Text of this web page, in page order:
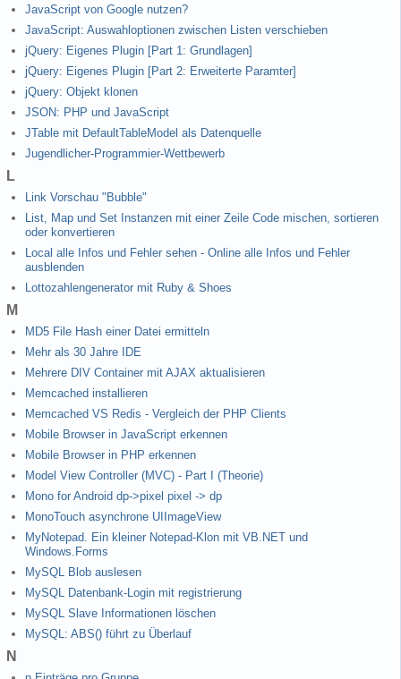
JavaScript von Google nutzen?
JavaScript: Auswahloptionen zwischen Listen verschieben
jQuery: Eigenes Plugin [Part 1: Grundlagen]
jQuery: Eigenes Plugin [Part 2: Erweiterte Paramter]
jQuery: Objekt klonen
JSON: PHP und JavaScript
JTable mit DefaultTableModel als Datenquelle
Jugendlicher-Programmier-Wettbewerb
L
Link Vorschau "Bubble"
List, Map und Set Instanzen mit einer Zeile Code mischen, sortieren
oder konvertieren
Local alle Infos und Fehler sehen - Online alle Infos und Fehler
ausblenden
Lottozahlengenerator mit Ruby & Shoes
M
MD5 File Hash einer Datei ermitteln
Mehr als 30 Jahre IDE
Mehrere DIV Container mit AJAX aktualisieren
Memcached installieren
Memcached VS Redis - Vergleich der PHP Clients
Mobile Browser in JavaScript erkennen
Mobile Browser in PHP erkennen
Model View Controller (MVC) - Part I (Theorie)
Mono for Android dp->pixel pixel -> dp
MonoTouch asynchrone UIImageView
MyNotepad. Ein kleiner Notepad-Klon mit VB.NET und
Windows.Forms
MySQL Blob auslesen
MySQL Datenbank-Login mit registrierung
MySQL Slave Informationen löschen
MySQL: ABS() führt zu Überlauf
N